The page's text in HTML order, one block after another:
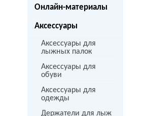
Онлайн-материалы
Аксессуары
Аксессуары для
лыжных палок
Аксессуары для
обуви
Аксессуары для
одежды
Держатели для лыж